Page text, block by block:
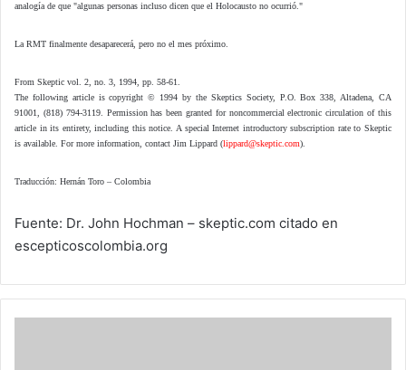
analogía de que "algunas personas incluso dicen que el Holocausto no ocurrió."
La RMT finalmente desaparecerá, pero no el mes próximo.
From Skeptic vol. 2, no. 3, 1994, pp. 58-61.
The following article is copyright © 1994 by the Skeptics Society, P.O. Box 338, Altadena, CA
91001, (818) 794-3119. Permission has been granted for noncommercial electronic circulation of this
article in its entirety, including this notice. A special Internet introductory subscription rate to Skeptic
is available. For more information, contact Jim Lippard (lippard@skeptic.com).
Traducción: Hernán Toro – Colombia
Fuente: Dr. John Hochman – skeptic.com citado en
escepticoscolombia.org